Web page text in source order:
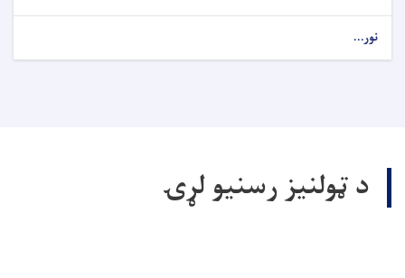
نور...
د ټولنیز رسنیو لړۍ